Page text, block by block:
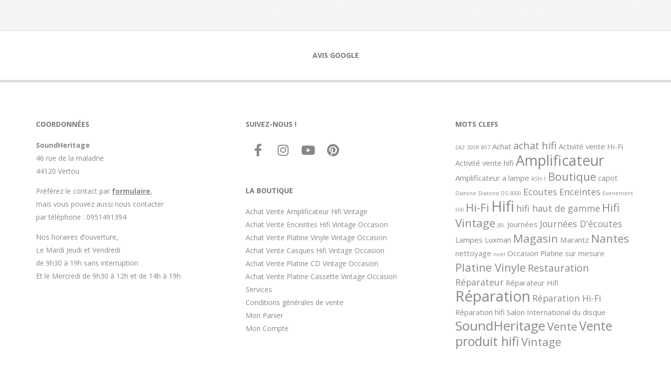
AVIS GOOGLE
COORDONNÉES
SoundHeritage
46 rue de la maladrie
44120 Vertou
Préférez le contact par formulaire,
mais vous pouvez aussi nous contacter
par téléphone : 0951491394
Nos horaires d’ouverture,
Le Mardi Jeudi et Vendredi
de 9h30 à 19h sans interruption
Et le Mercredi de 9h30 à 12h et de 14h à 19h
SUIVEZ-NOUS !
LA BOUTIQUE
Achat Vente Amplificateur Hifi Vintage
Achat Vente Enceintes Hifi Vintage Occasion
Achat Vente Platine Vinyle Vintage Occasion
Achat Vente Casques Hifi Vintage Occasion
Achat Vente Platine CD Vintage Occasion
Achat Vente Platine Cassette Vintage Occasion
Services
Conditions générales de vente
Mon Panier
Mon Compte
MOTS CLEFS
2A3 300B 807 Achat achat hifi Activité vente Hi-Fi
Activité vente hifi Amplificateur
Amplificateur a lampe ASH-1 Boutique capot
Diatone Diatone DS-5000 Ecoutes Enceintes Evenement
Hifi Hi-Fi Hifi hifi haut de gamme Hifi
Vintage JBL Journées Journées D'écoutes
Lampes Luxman Magasin Marantz Nantes
nettoyage noël Occasion Platine sur mesure
Platine Vinyle Restauration
Réparateur Réparateur Hifi
Réparation Réparation Hi-Fi
Réparation hifi Salon International du disque
SoundHeritageVenteVente
produit hifi Vintage